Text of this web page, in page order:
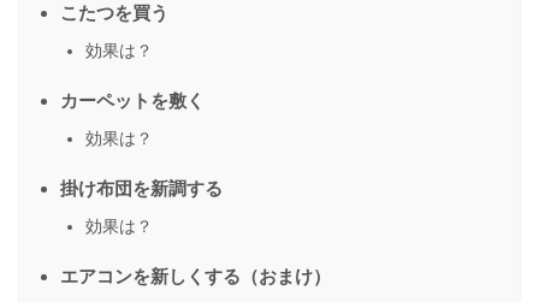
こたつを買う
効果は？
カーペットを敷く
効果は？
掛け布団を新調する
効果は？
エアコンを新しくする（おまけ）